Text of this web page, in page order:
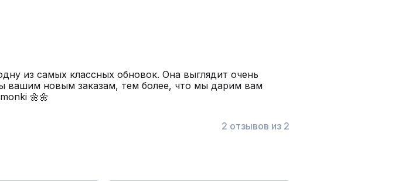
из самых классных обновок. Она выглядит очень
вашим новым заказам, тем более, что мы дарим вам
🌼🌼
2 отзывов из 2